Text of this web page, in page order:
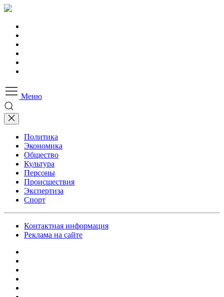
Меню
Политика
Экономика
Общество
Культура
Персоны
Происшествия
Экспертиза
Спорт
Контактная информация
Реклама на сайте